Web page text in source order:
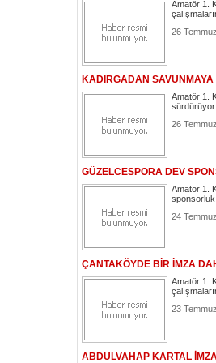
Amatör 1.
26
KADIRGADAN SAVUNMAYA
Amatör 1.
sürdürüyor.
26
GÜZELCESPORA DEV
Amatör 1.
sponsorluk
24
ÇANTAKÖYDE BİR İMZA
Amatör 1.
23
ABDULVAHAP KARTAL